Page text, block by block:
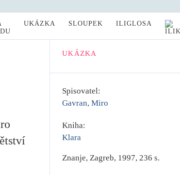
UKÁZKA SLOUPEK ILIGLOSA
UKÁZKA
Spisovatel:
Gavran, Miro
Kniha:
Klara
Znanje, Zagreb, 1997, 236 s.